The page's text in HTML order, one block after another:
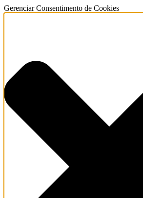
Gerenciar Consentimento de Cookies